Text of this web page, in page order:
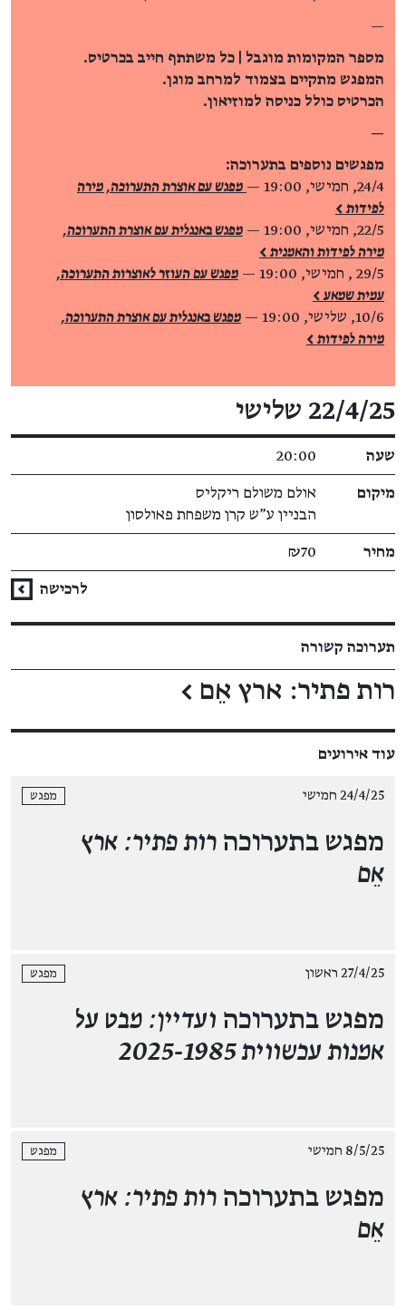
—
מספר המקומות מוגבל | כל משתתף חייב בכרטיס.
המפגש מתקיים בצמוד למרחב מוגן.
הכרטיס כולל כניסה למוזיאון.
—
מפגשים נוספים בתערוכה:
24/4, חמישי, 19:00 —
מפגש עם אוצרת התערוכה, מירה
לפידות >
22/5, חמישי, 19:00 —
מפגש באנגלית עם אוצרת התערוכה,
מירה לפידות והאמנית >
29/5 , חמישי, 19:00 —
מפגש עם העוזר לאוצרות התערוכה,
עמית שמאע >
10/6, שלישי, 19:00 —
מפגש באנגלית עם אוצרת התערוכה,
מירה לפידות >
22/4/25 שלישי
שעה 20:00
מיקום
אולם משולם ריקליס
הבניין ע"ש קרן משפחת פאולסון
מחיר ₪70
לרכישה
תערוכה קשורה
רות פתיר: ארץ אֵם ←
עוד אירועים
24/4/25 חמישי מפגש
מפגש בתערוכה רות פתיר: ארץ
אֵם
27/4/25 ראשון מפגש
מפגש בתערוכה ועדיין: מבט על
אמנות עכשווית 2025-1985
8/5/25 חמישי מפגש
מפגש בתערוכה רות פתיר: ארץ
אֵם